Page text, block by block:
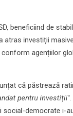
beneficiind de
atras investiții
agențiilor
că păstrează
pentru investiții"
social-democrate i-